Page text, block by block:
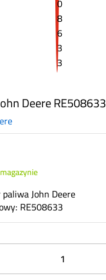
Deere RE508633
John Deere
RE508633